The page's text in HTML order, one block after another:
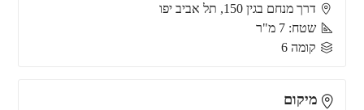
דרך מנחם בגין 150, תל אביב יפו
שטח: 7 מ"ר
קומה 6
מיקום